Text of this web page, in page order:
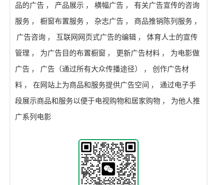
品的广告 ， 产品展示 ， 横幅广告 ，
有关广告宣传的咨询
服务 ， 橱窗布置服务 ， 杂志广告 ， 商品推销陈列服务 ，
广告咨询 ， 互联网网页式广告的编辑 ，
体育人士的宣传
管理 ， 为广告目的布置橱窗 ， 更新广告材料 ，
为电影做
广告 ， 广告（通过所有大众传播途径） ，
创作广告材
料 ， 在网站上为商品和服务提供广告空间 ，
通过电子手
段展示商品和服务以便于电视购物和居家购物 ，
为他人推
广系列电影